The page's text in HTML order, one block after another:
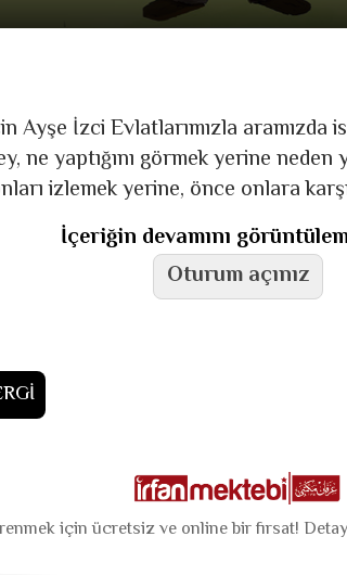
Ayşe İzci Evlatlarımızla aramızda
ne yaptığını görmek yerine neden
izlemek yerine, önce onlara
İçeriğin devamını
Oturum açınız
için ücretsiz ve online bir fırsat!